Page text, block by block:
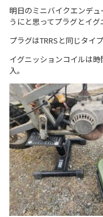
明日のミニバイクエンデ
うにと思ってプラグとイグ
プラグはTRRSと同じタイ
イグニッションコイルは
入。